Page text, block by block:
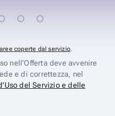
aree coperte dal servizio.
nell’Offerta deve avvenire
e di correttezza, nel
del Servizio e delle